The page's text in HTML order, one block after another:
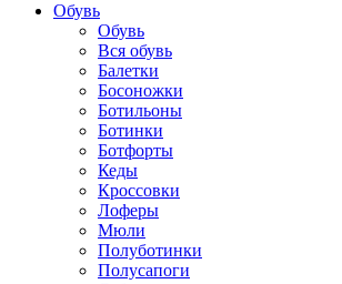
Обувь
Обувь
Вся обувь
Балетки
Босоножки
Ботильоны
Ботинки
Ботфорты
Кеды
Кроссовки
Лоферы
Мюли
Полуботинки
Полусапоги